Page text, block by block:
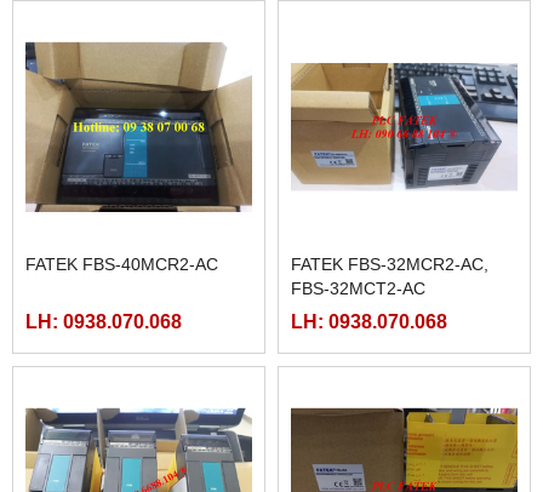
FATEK FBS-40MCR2-AC
LH: 0938.070.068
FATEK FBS-32MCR2-AC,
FBS-32MCT2-AC
LH: 0938.070.068